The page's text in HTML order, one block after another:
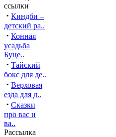
ссылки
· Киндби –
детский ра..
· Конная
усадьба
Буце..
· Тайский
бокс для де..
· Верховая
езда для д..
· Сказки
про вас и
ва..
Рассылка